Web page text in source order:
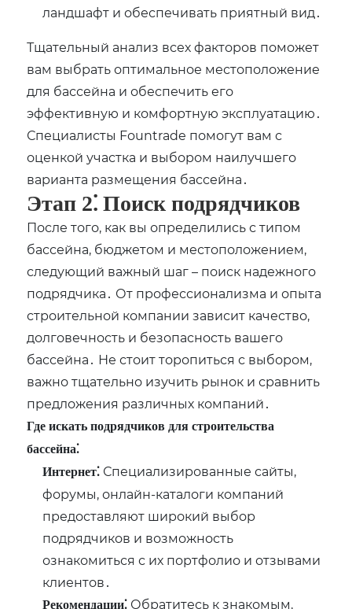
ландшафт и обеспечивать приятный вид․
Тщательный анализ всех факторов поможет
вам выбрать оптимальное местоположение
для бассейна и обеспечить его
эффективную и комфортную эксплуатацию․
Специалисты Fountrade помогут вам с
оценкой участка и выбором наилучшего
варианта размещения бассейна․
Этап 2⁚ Поиск подрядчиков
После того, как вы определились с типом
бассейна, бюджетом и местоположением,
следующий важный шаг – поиск надежного
подрядчика․ От профессионализма и опыта
строительной компании зависит качество,
долговечность и безопасность вашего
бассейна․ Не стоит торопиться с выбором,
важно тщательно изучить рынок и сравнить
предложения различных компаний․
Где искать подрядчиков для строительства
бассейна⁚
Интернет⁚ Специализированные сайты,
форумы, онлайн-каталоги компаний
предоставляют широкий выбор
подрядчиков и возможность
ознакомиться с их портфолио и отзывами
клиентов․
Рекомендации⁚ Обратитесь к знакомым,